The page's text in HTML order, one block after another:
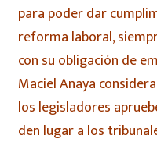
para poder dar
reforma laboral,
con su obligación de
Maciel Anaya
los legisladores
den lugar a los